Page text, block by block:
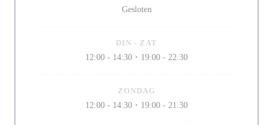
Gesloten
DIN - ZAT
12:00 - 14:30 • 19:00 - 22:30
ZONDAG
12:00 - 14:30 • 19:00 - 21:30